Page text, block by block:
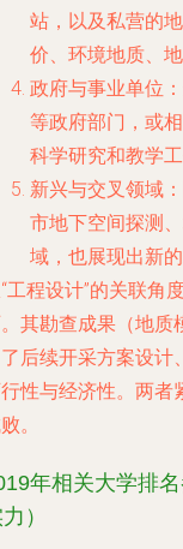
站，以及私营的
价、环境地质、
政府与事业单位
等政府部门，或
科学研究和教学工
新兴与交叉领域
市地下空间探测
域，也展现出新的
工程设计”的关联角
。其勘查成果（地质
后续开采方案设计
性与经济性。两者
。
年相关大学排
）